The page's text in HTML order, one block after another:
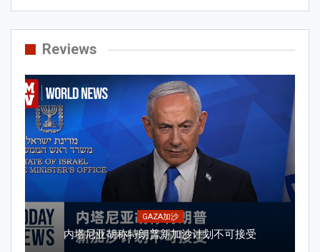
Reviews
GAZA加沙
内塔尼亚胡称特朗普新加沙计划不可接受